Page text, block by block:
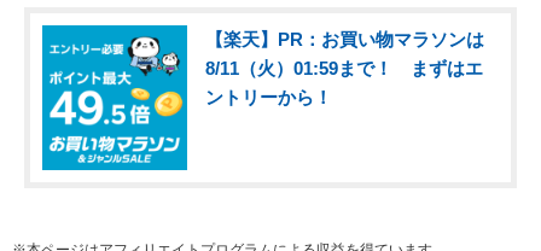
【楽天】PR：お買い物マラソンは
8/11（火）01:59まで！ まずはエ
ントリーから！